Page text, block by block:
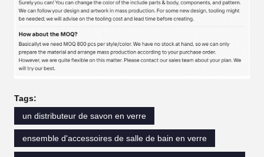
Tags:
un distributeur de savon en verre
ensemble d'accessoires de salle de bain en verre